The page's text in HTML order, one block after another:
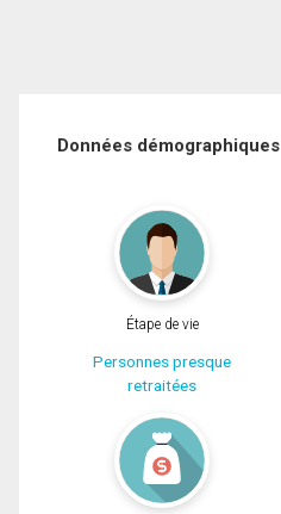
Données démographiques
Étape de vie
Personnes presque
retraitées